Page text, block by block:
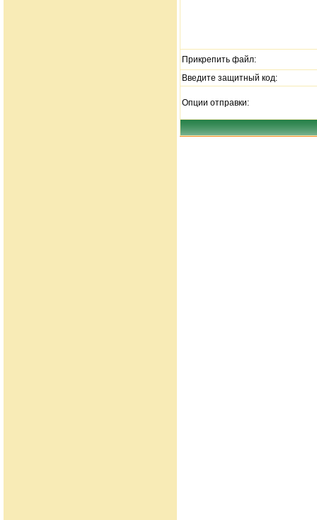
Прикрепить файл:
Введите защитный код:
Опции отправки: